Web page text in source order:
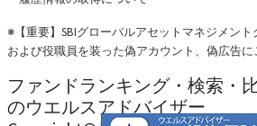
※ 【重要】SBIグローバルアセットマネジメン
および役職員を装った偽アカウント、偽広告
ファンドランキング・検索・
のウエルスアドバイザー